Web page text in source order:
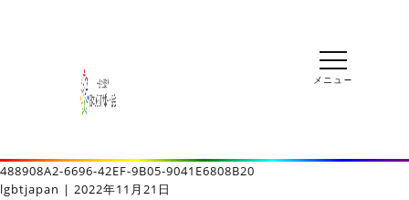
488908A2-6696-42EF-9B05-9041E6808B20
lgbtjapan | 2022年11月21日